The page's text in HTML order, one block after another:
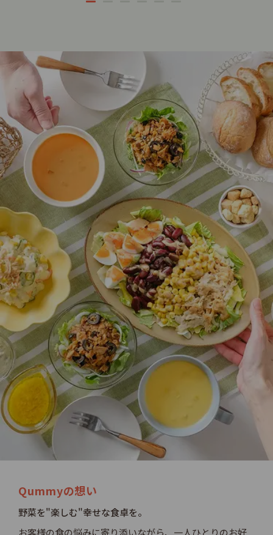
Qummyの想い
野菜を"楽しむ"幸せな食卓を。
お客様の食の悩みに寄り添いながら、一人ひとりのお好